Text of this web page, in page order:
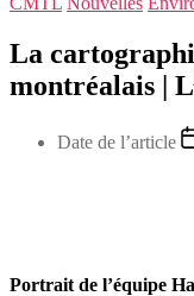
La
montréalais |
Date de l’article
Portrait de l’équipe